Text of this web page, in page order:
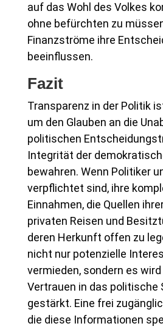
auf das Wohl des Volkes
ohne befürchten zu
Finanzströme ihre
beeinflussen.
Fazit
Transparenz in der Politik
um den Glauben an die
politischen
Integrität der
bewahren. Wenn Politiker
verpflichtet sind, ihre
Einnahmen, die Quellen
privaten Reisen und
deren Herkunft offen zu
nicht nur potenzielle
vermieden, sondern es
Vertrauen in das politische
gestärkt. Eine frei
die diese Informationen